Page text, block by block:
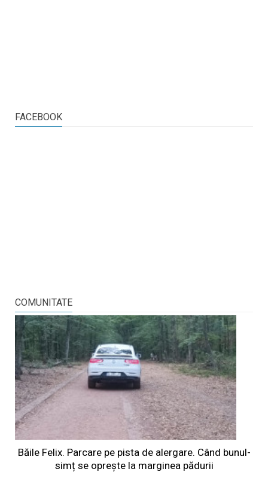
FACEBOOK
COMUNITATE
Băile Felix. Parcare pe pista de alergare. Când bunul-
simț se oprește la marginea pădurii